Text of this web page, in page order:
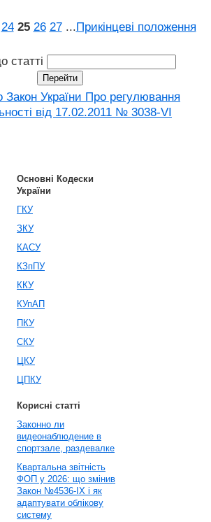
24 25 26 27 ...Прикінцеві положення
статті
Закон України Про регулювання
вiд 17.02.2011 № 3038-VI
Основні Кодески
України
ГКУ
ЗКУ
КАСУ
КЗпПУ
ККУ
КУпАП
ПКУ
СКУ
ЦКУ
ЦПКУ
Корисні статті
Законно ли
видеонаблюдение в
спортзале, раздевалке
Квартальна звітність
ФОП у 2026: що змінив
Закон №4536-IX і як
адаптувати облікову
систему